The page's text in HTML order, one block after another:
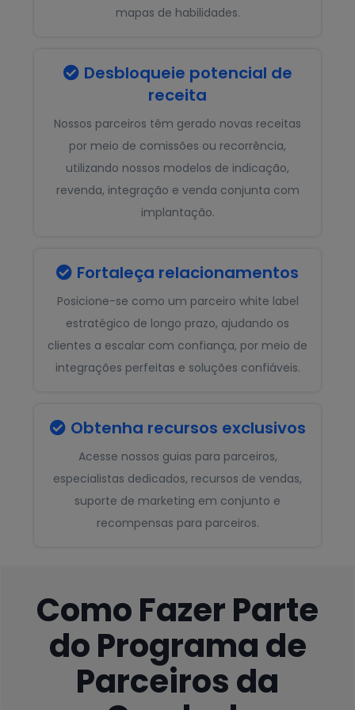
mapas de habilidades.
 Desbloqueie potencial de
receita
Nossos parceiros têm gerado novas receitas
por meio de comissões ou recorrência,
utilizando nossos modelos de indicação,
revenda, integração e venda conjunta com
implantação.
 Fortaleça relacionamentos
Posicione-se como um parceiro white label
estratégico de longo prazo, ajudando os
clientes a escalar com confiança, por meio de
integrações perfeitas e soluções confiáveis.
 Obtenha recursos exclusivos
Acesse nossos guias para parceiros,
especialistas dedicados, recursos de vendas,
suporte de marketing em conjunto e
recompensas para parceiros.
Como Fazer Parte
do Programa de
Parceiros da